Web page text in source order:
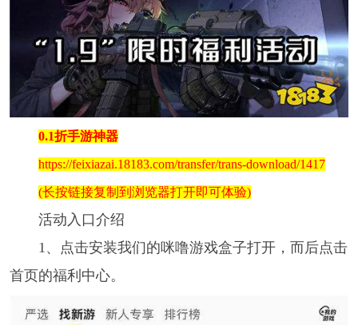
0.1折手游神器
https://feixiazai.18183.com/transfer/trans-download/1417
(长按链接复制到浏览器打开即可体验)
活动入口介绍
1、点击安装我们的咪噜游戏盒子打开，而后点击
首页的福利中心。